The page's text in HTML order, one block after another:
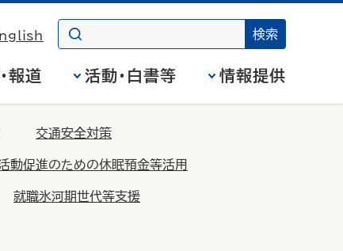
報道 活動・白書等 情報提供
交通安全対策
動促進のための休眠預金等活用
就職氷河期世代等支援